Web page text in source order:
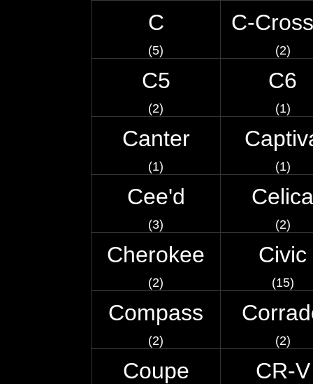
C
(5)
C-
(2)
C5
(2)
C6
(1)
Canter
(1) (1)
Cee'd
(3)
Celica
(2)
Cherokee
(2)
Civic
(15)
Compass
(2) (2)
Coupe CR-V